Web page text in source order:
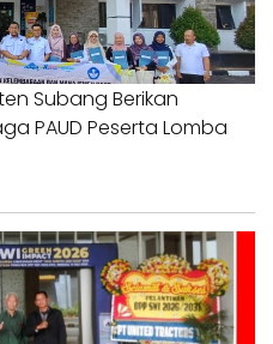
Subang Berikan
PAUD Peserta Lomba